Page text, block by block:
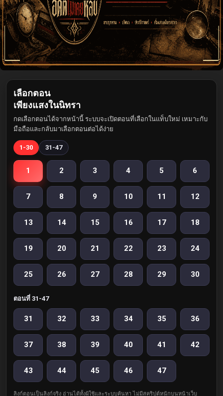
เลือกตอน
เพียงแสงในนิทรา
กดเลือกตอนได้จากหน้านี้ ระบบจะเปิดตอนที่เลือกในแท็บใหม่ เหมาะกับ
มือถือและกลับมาเลือกตอนต่อได้ง่าย
1-30 31-47
1 2 3 4 5 6
7 8 9 10 11 12
13 14 15 16 17 18
19 20 21 22 23 24
25 26 27 28 29 30
ตอนที่ 31-47
31 32 33 34 35 36
37 38 39 40 41 42
43 44 45 46 47
ลิงก์ตอนเป็นลิงก์จริง อ่านได้ทั้งผู้ใช้และระบบค้นหา ไม่มีสคริปต์หนักบนหน้าเว็บ